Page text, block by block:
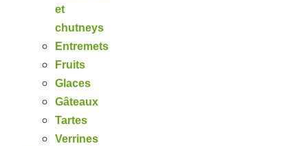
et
chutneys
Entremets
Fruits
Glaces
Gâteaux
Tartes
Verrines